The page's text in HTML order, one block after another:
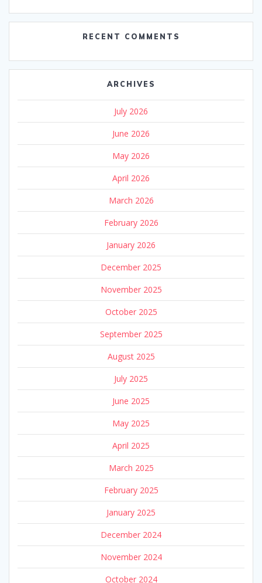
RECENT COMMENTS
ARCHIVES
July 2026
June 2026
May 2026
April 2026
March 2026
February 2026
January 2026
December 2025
November 2025
October 2025
September 2025
August 2025
July 2025
June 2025
May 2025
April 2025
March 2025
February 2025
January 2025
December 2024
November 2024
October 2024